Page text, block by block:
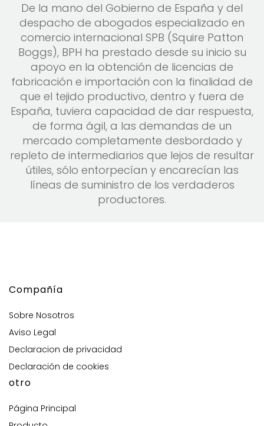
De la mano del Gobierno de España y del
despacho de abogados especializado en
comercio internacional SPB (Squire Patton
Boggs), BPH ha prestado desde su inicio su
apoyo en la obtención de licencias de
fabricación e importación con la finalidad de
que el tejido productivo, dentro y fuera de
España, tuviera capacidad de dar respuesta,
de forma ágil, a las demandas de un
mercado completamente desbordado y
repleto de intermediarios que lejos de resultar
útiles, sólo entorpecían y encarecían las
líneas de suministro de los verdaderos
productores.
Compañía
Sobre Nosotros
Aviso Legal
Declaracion de privacidad
Declaración de cookies
otro
Página Principal